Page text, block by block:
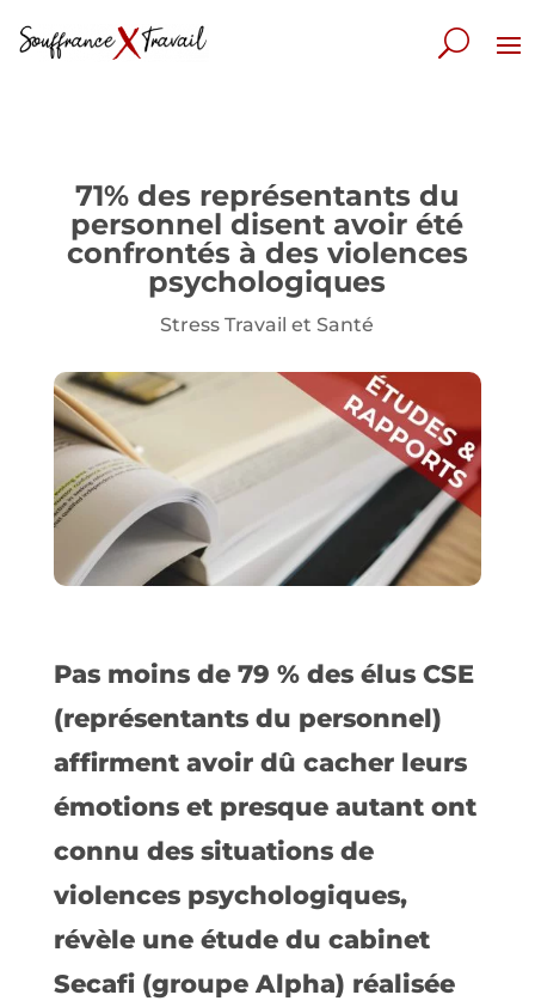
71% des représentants du
personnel disent avoir été
confrontés à des violences
psychologiques
Stress Travail et Santé
Pas moins de 79 % des élus CSE
(représentants du personnel)
affirment avoir dû cacher leurs
émotions et presque autant ont
connu des situations de
violences psychologiques,
révèle une étude du cabinet
Secafi (groupe Alpha) réalisée